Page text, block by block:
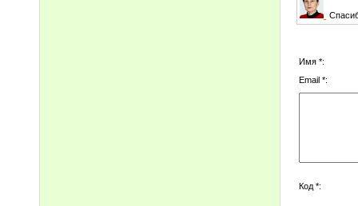
Имя *:
Email *:
Код *: